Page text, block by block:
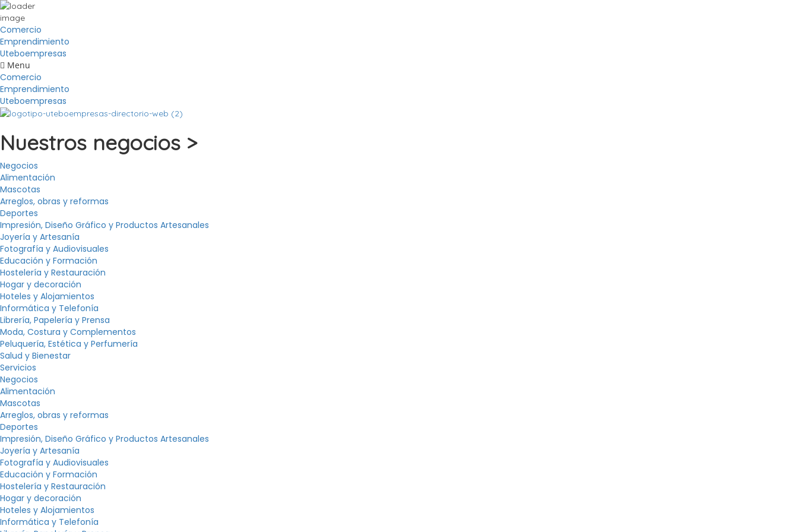
Comercio
Emprendimiento
Uteboempresas
Menu
Comercio
Emprendimiento
Uteboempresas
Nuestros negocios >
Negocios
Alimentación
Mascotas
Arreglos, obras y reformas
Deportes
Impresión, Diseño Gráfico y Productos Artesanales
Joyería y Artesanía
Fotografía y Audiovisuales
Educación y Formación
Hostelería y Restauración
Hogar y decoración
Hoteles y Alojamientos
Informática y Telefonía
Librería, Papelería y Prensa
Moda, Costura y Complementos
Peluquería, Estética y Perfumería
Salud y Bienestar
Servicios
Negocios
Alimentación
Mascotas
Arreglos, obras y reformas
Deportes
Impresión, Diseño Gráfico y Productos Artesanales
Joyería y Artesanía
Fotografía y Audiovisuales
Educación y Formación
Hostelería y Restauración
Hogar y decoración
Hoteles y Alojamientos
Informática y Telefonía